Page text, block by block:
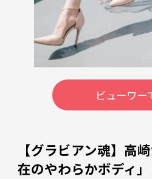
ビューワー
【グラビアン魂】高
在のやわらかボディ」